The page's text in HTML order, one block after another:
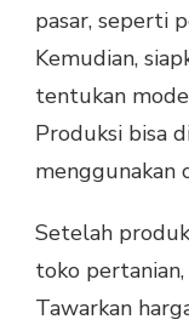
pasar, seperti
Kemudian,
tentukan
Produksi bisa
menggunakan
Setelah
toko
Tawarkan